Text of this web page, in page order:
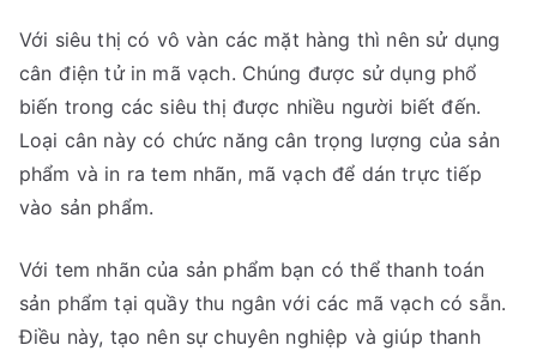
Với siêu thị có vô vàn các mặt hàng thì nên sử dụng
cân điện tử in mã vạch. Chúng được sử dụng phổ
biến trong các siêu thị được nhiều người biết đến.
Loại cân này có chức năng cân trọng lượng của sản
phẩm và in ra tem nhãn, mã vạch để dán trực tiếp
vào sản phẩm.
Với tem nhãn của sản phẩm bạn có thể thanh toán
sản phẩm tại quầy thu ngân với các mã vạch có sẵn.
Điều này, tạo nên sự chuyên nghiệp và giúp thanh